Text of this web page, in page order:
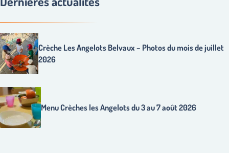
Crèche Les Angelots Belvaux – Photos du mois de juillet
2026
Menu Crèches les Angelots du 3 au 7 août 2026